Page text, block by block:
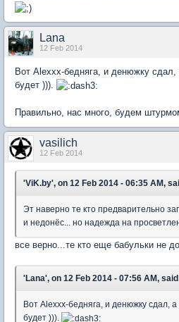
Lana
12 Feb 2014
Вот Alexxx-бедняга, и денюжку сдал,
будет ))).
Правильно, нас много, будем
vasilich
12 Feb 2014
'ViK.by', on 12 Feb 2014 - 06:35 AM,
Эт наверно те кто предварительно
и недонёс... но надежда на
все верно...те кто еще бабульки не
'Lana', on 12 Feb 2014 - 07:56 AM,
Вот Alexxx-бедняга, и денюжку сдал,
будет ))).